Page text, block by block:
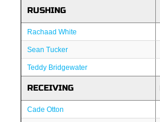
RUSHING
Rachaad White
Sean Tucker
Teddy Bridgewater
RECEIVING
Cade Otton